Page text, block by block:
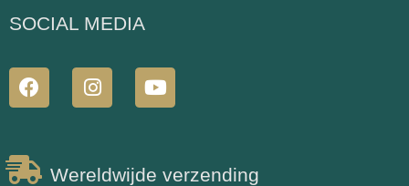
SOCIAL MEDIA
Wereldwijde verzending